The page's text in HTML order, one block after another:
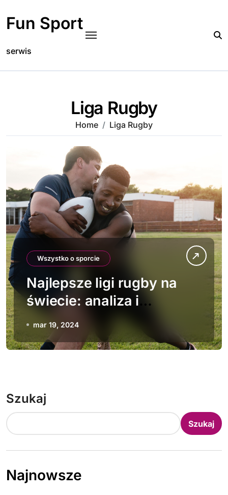
content
Fun Sport
serwis
Liga Rugby
Home Liga Rugby
Wszystko o sporcie
Najlepsze ligi rugby na
świecie: analiza i
porównanie
mar 19, 2024
Szukaj
Szukaj
Najnowsze